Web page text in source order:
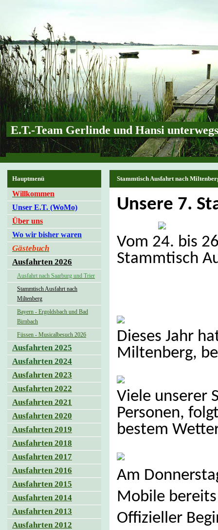
E.T.-Team Gerlinde und Hansi unterwegs
Hauptmenü
Willkommen
Unser E.T. (WoMo)
Über uns
Wo wir bisher waren
Gästebuch
Ausfahrten 2026
Ausfahrt nach Saarburg und Trier
Stammtisch Ausfahrt nach
Miltenberg
Bayern - Ergoldsbach und Bad
Birnbach
Füssen - Musicalbesuch 2026
Ausfahrten 2025
Ausfahrten 2024
Ausfahrten 2023
Ausfahrten 2022
Ausfahrten 2021
Ausfahrten 2020
Ausfahrten 2019
Ausfahrten 2018
Ausfahrten 2017
Ausfahrten 2016
Ausfahrten 2015
Ausfahrten 2014
Ausfahrten 2013
Ausfahrten 2012
Stammtisch Ausfahrt nach
Unsere 7.
Vom 24. bis
Stammtisch
Dieses Jahr
Miltenberg,
Viele unserer
Personen,
bestem
Am
Mobile
Offizieller